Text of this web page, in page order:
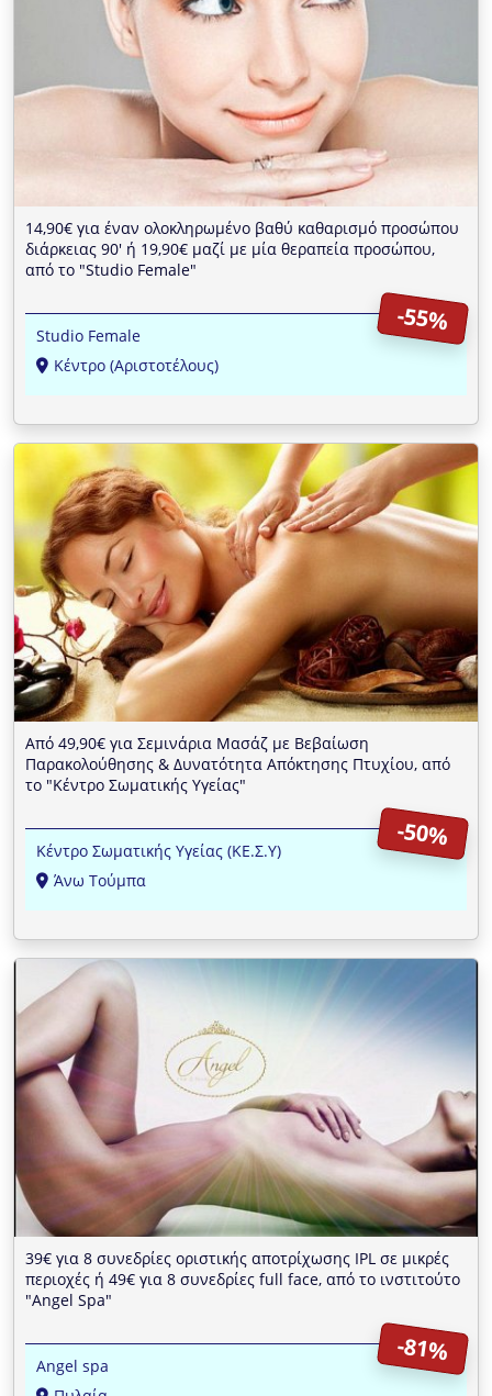
14,90€ για έναν ολοκληρωμένο βαθύ καθαρισμό προσώπου
διάρκειας 90' ή 19,90€ μαζί με μία θεραπεία προσώπου,
από το "Studio Female"
-55%
Studio Female
Κέντρο (Αριστοτέλους)
Από 49,90€ για Σεμινάρια Μασάζ με Βεβαίωση
Παρακολούθησης & Δυνατότητα Απόκτησης Πτυχίου, από
το "Κέντρο Σωματικής Υγείας"
-50%
Κέντρο Σωματικής Υγείας (ΚΕ.Σ.Υ)
Άνω Τούμπα
39€ για 8 συνεδρίες οριστικής αποτρίχωσης IPL σε μικρές
περιοχές ή 49€ για 8 συνεδρίες full face, από το ινστιτούτο
"Angel Spa"
-81%
Angel spa